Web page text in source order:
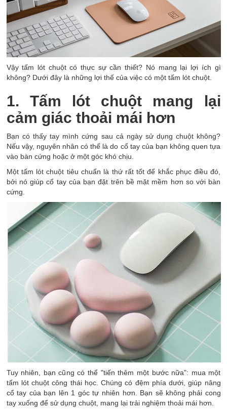
Vậy tấm lót chuột có thực sự cần thiết? Nó mang lại lợi ích gì
không? Dưới đây là những lợi thế của việc có một tấm lót chuột.
1. Tấm lót chuột mang lại
cảm giác thoải mái hơn
Bạn có thấy tay mình cứng sau cả ngày sử dụng chuột không?
Nếu vậy, nguyên nhân có thể là do cổ tay của bạn không quen tựa
vào bàn cứng hoặc ở một góc khó chịu.
Một tấm lót chuột tiêu chuẩn là thứ rất tốt để khắc phục điều đó,
bởi nó giúp cổ tay của bạn đặt trên bề mặt mềm hơn so với bàn
cứng.
Tuy nhiên, bạn cũng có thể "tiến thêm một bước nữa": mua một
tấm lót chuột công thái học. Chúng có đệm phía dưới, giúp nâng
cổ tay của bạn lên 1 góc tự nhiên hơn. Bạn sẽ không phải cong
tay xuống để sử dụng chuột, mang lại trải nghiệm thoải mái hơn.